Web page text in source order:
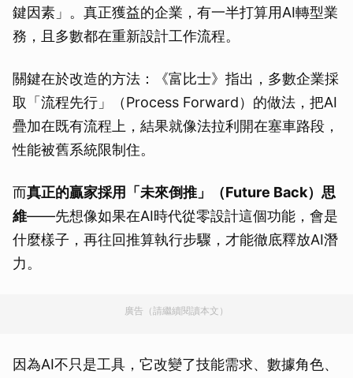
鍵因素」。真正獲益的企業，有一半打算用AI轉型業
務，且多數都在重新設計工作流程。
關鍵在於改造的方法：《富比士》指出，多數企業採
取「流程先行」（Process Forward）的做法，把AI
疊加在既有流程上，結果就像法拉利開在塞車路段，
性能被舊系統限制住。
而真正的贏家採用「未來倒推」（Future Back）思
維——先想像如果在AI時代從零設計這個功能，會是
什麼樣子，再往回推算執行步驟，才能徹底釋放AI潛
力。
廣告（請繼續閱讀本文）
因為AI不只是工具，它改變了技能需求、數據角色、